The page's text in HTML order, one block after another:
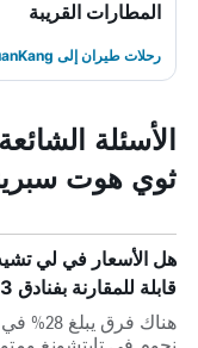
المطارات القريبة
رحلات طيران إلى ChingChuanKang
الأسئلة
ثوي هوت
هل الأسعار في لي
قابلة للمقارنة بفنادق 3 نجوم في تايتشونغ؟